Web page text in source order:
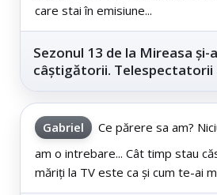
care stai în emisiune...
Sezonul 13 de la Mireasa și-
câștigătorii. Telespectatorii
Gabriel
Ce părere sa am?
am o intrebare... Cât timp stau
măriți la TV este ca și cum te-ai